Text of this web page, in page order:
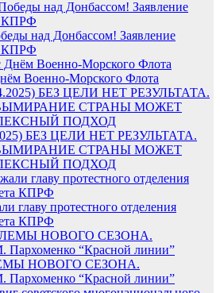
над Донбассом! Заявление
КПРФ
Военно-Морского Флота
БЕЗ ЦЕЛИ НЕТ РЕЗУЛЬТАТА.
СТРАНЫ МОЖЕТ
ПОДХОД
главу протестного отделения
КПРФ
НОВОГО СЕЗОНА.
Пархоменко “Красной линии”